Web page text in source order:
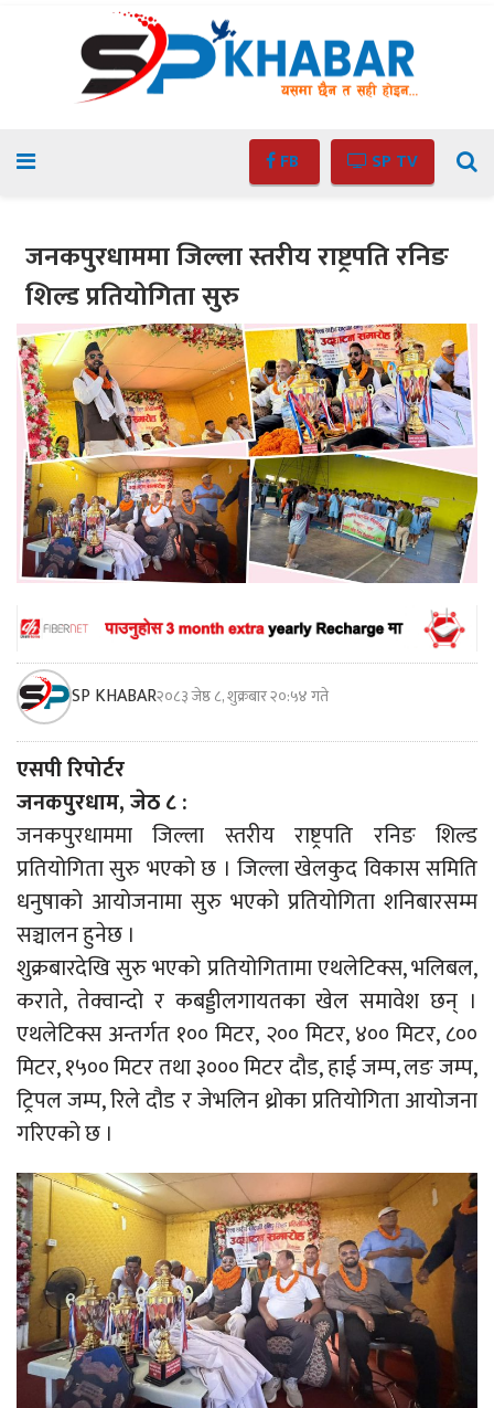
FB SP TV
जनकपुरधाममा जिल्ला स्तरीय राष्ट्रपति रनिङ
शिल्ड प्रतियोगिता सुरु
SP KHABAR२०८३ जेष्ठ ८, शुक्रबार २०:५४ गते
एसपी रिपोर्टर
जनकपुरधाम, जेठ ८ :
जनकपुरधाममा जिल्ला स्तरीय राष्ट्रपति रनिङ शिल्ड
प्रतियोगिता सुरु भएको छ । जिल्ला खेलकुद विकास समिति
धनुषाको आयोजनामा सुरु भएको प्रतियोगिता शनिबारसम्म
सञ्चालन हुनेछ ।
शुक्रबारदेखि सुरु भएको प्रतियोगितामा एथलेटिक्स, भलिबल,
कराते, तेक्वान्दो र कबड्डीलगायतका खेल समावेश छन् ।
एथलेटिक्स अन्तर्गत १०० मिटर, २०० मिटर, ४०० मिटर, ८००
मिटर, १५०० मिटर तथा ३००० मिटर दौड, हाई जम्प, लङ जम्प,
ट्रिपल जम्प, रिले दौड र जेभलिन थ्रोका प्रतियोगिता आयोजना
गरिएको छ ।